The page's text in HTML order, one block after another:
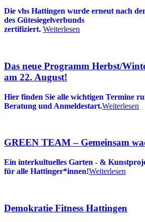
Die vhs Hattingen wurde erneut nach
des Gütesiegelverbunds
zertifiziert. Weiterlesen
Das neue Programm Herbst/
am 22. August!
Hier finden Sie alle wichtigen Termine
Beratung und Anmeldestart.Weiterlesen
GREEN TEAM – Gemeinsam
Ein interkultuelles Garten - &
für alle Hattinger*innen!Weiterlesen
Demokratie Fitness Hattingen